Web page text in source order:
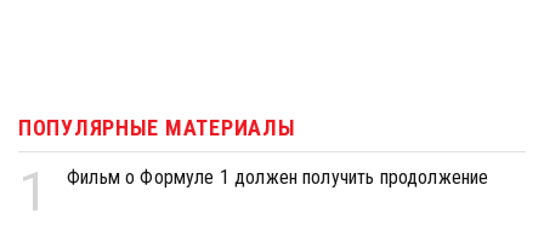
ПОПУЛЯРНЫЕ МАТЕРИАЛЫ
1 Фильм о Формуле 1 должен получить продолжение